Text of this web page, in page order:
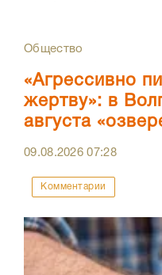
Общество
«Агрессивно
жертву»: в
августа
09.08.202607:28
Комментарии